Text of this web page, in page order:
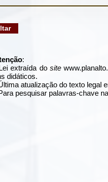
:
extraída do site
didáticos.
atualização do texto legal
pesquisar palavras-chave